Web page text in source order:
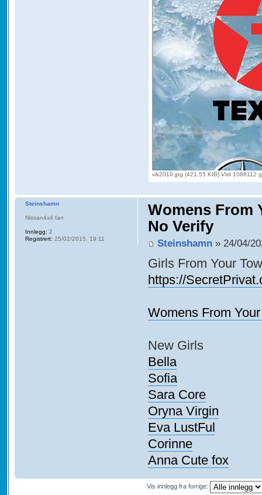
vik2019.jpg (421.55 KIB) Vist 1088112
Womens From
No Verify
Steinshamn » 24/04/
Girls From Your
https://
Womens From
New Girls
Bella
Sofia
Sara Core
Oryna Virgin
Eva LustFul
Corinne
Anna Cute fox
Steinshamn
Nissan4x4 fan
Innlegg: 2
Registrert: 25/02/2015, 19:11
Vis innlegg fra forrige: